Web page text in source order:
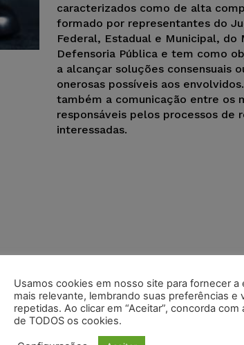
caracterizados como de alta
formado por representantes do
Federal, Estadual e Municipal, do
Defensoria Pública e tem como
a alcançar soluções consensuais
onerosas possíveis aos
também a comunicação entre os
responsáveis pelos processos de
interessadas.
Usamos cookies em nosso site para fornecer a
mais relevante, lembrando suas preferências e
repetidas. Ao clicar em “Aceitar”, concorda com
de TODOS os cookies.